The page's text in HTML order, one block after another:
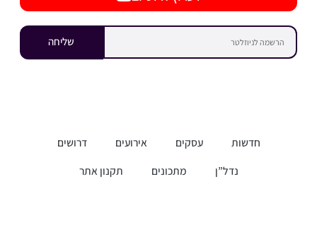
שליחה
חדשות עסקים אירועים
דרושים
נדל”ן
מתכונים תקנון אתר